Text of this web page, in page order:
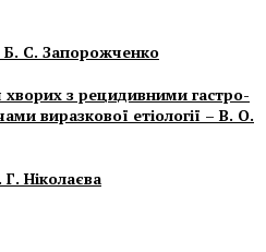
Б. С. Запорожченко
хворих з рецидивними гастро-
виразкової етіології – В. О.
Г. Ніколаєва